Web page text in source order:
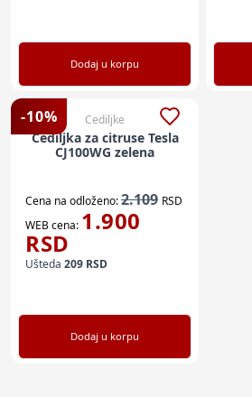
Dodaj u korpu
-10% Cediljke
Cediljka za citruse Tesla
CJ100WG zelena
Cena na odloženo:2.109 RSD
WEB cena: 1.900
RSD
Ušteda 209 RSD
Dodaj u korpu